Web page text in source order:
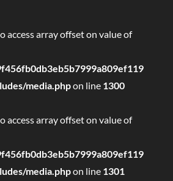
access array offset on value of
media.phpon line 1300
access array offset on value of
media.phpon line 1301